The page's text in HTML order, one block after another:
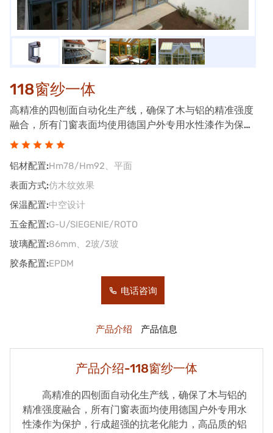
118窗纱一体
高精准的四刨面自动化生产线，确保了木与铝的精准强度
融合，所有门窗表面均使用德国户外专用水性漆作为保
护，行成超强的抗老化能力，高品质的铝包木窗始终是节
铝材配置:Hm78/Hm92、平面
表面方式:仿木纹效果
保温配置:中空设计
五金配置:G-U/SIEGENIE/ROTO
玻璃配置:86mm、2玻/3玻
胶条配置:EPDM
电话咨询
产品介绍 产品信息
产品介绍-118窗纱一体
高精准的四刨面自动化生产线，确保了木与铝的
精准强度融合，所有门窗表面均使用德国户外专用水
性漆作为保护，行成超强的抗老化能力，高品质的铝